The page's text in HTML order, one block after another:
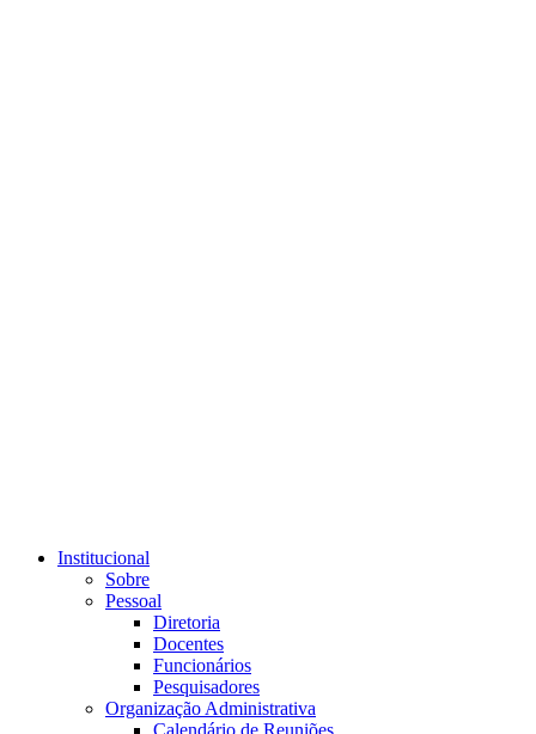
Institucional
Sobre
Pessoal
Diretoria
Docentes
Funcionários
Pesquisadores
Organização Administrativa
Calendário de Reuniões